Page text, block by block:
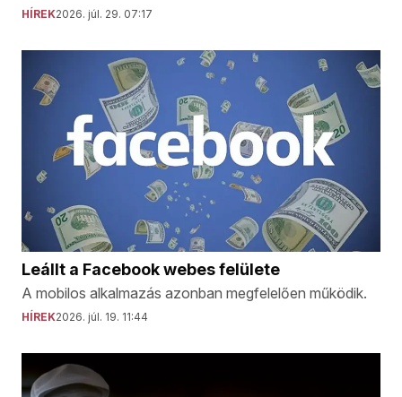
HÍREK2026. júl. 29. 07:17
Leállt a Facebook webes felülete
A mobilos alkalmazás azonban megfelelően működik.
HÍREK2026. júl. 19. 11:44